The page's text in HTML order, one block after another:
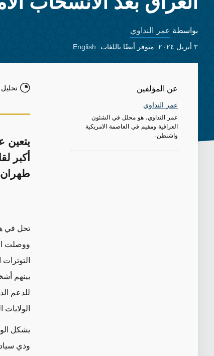
بواسطة عمر النداوي
٣ أبريل ٢٠٢٤ متوفر أيضًا باللغات: English
عن المؤلفين
عمر النداوي
عمر النداوي، هو محلل في الشئون
العراقية ومقيم في العاصمة الامريكية
واشنطن.
يتعين
أكبر
ووصلت
بينهم
للدعم
يشكل
وذي